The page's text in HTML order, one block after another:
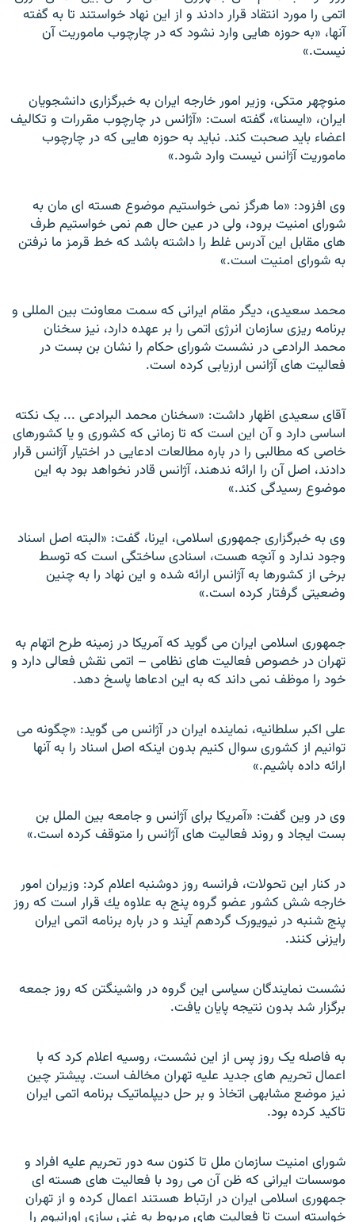
اتمی را مورد انتقاد قرار دادند و از این نهاد خواستند تا به گفته
آنها، «به حوزه هایی وارد نشود که در چارچوب ماموریت آن
نیست.»
منوچهر متکی، وزیر امور خارجه ایران به خبرگزاری دانشجویان
ایران، «ایسنا»، گفته است: «آژانس در چارچوب مقررات و تکالیف
اعضاء باید صحبت کند. نباید به حوزه هایی که در چارچوب
ماموریت آژانس نیست وارد شود.»
وی افزود: «ما هرگز نمی خواستیم موضوع هسته ای مان به
شورای امنیت برود، ولی در عین حال هم نمی خواستیم طرف
های مقابل این آدرس غلط را داشته باشد که خط قرمز ما نرفتن
به شورای امنیت است.»
محمد سعیدی، دیگر مقام ایرانی که سمت معاونت بین المللی و
برنامه ریزی سازمان انرژی اتمی را بر عهده دارد، نیز سخنان
محمد الرادعی در نشست شورای حکام را نشان بن بست در
فعالیت های آژانس ارزیابی کرده است.
آقای سعیدی اظهار داشت: «سخنان محمد البرادعی ... یک نکته
اساسی دارد و آن این است که تا زمانی که کشوری و یا کشورهای
خاصی که مطالبی را در باره مطالعات ادعایی در اختیار آژانس قرار
دادند، اصل آن را ارائه ندهند، آژانس قادر نخواهد بود به این
موضوع رسیدگی کند.»
وی به خبرگزاری جمهوری اسلامی، ایرنا، گفت: «البته اصل اسناد
وجود ندارد و آنچه هست، اسنادی ساختگی است که توسط
برخی از کشورها به آژانس ارائه شده و این نهاد را به چنین
وضعیتی گرفتار کرده است.»
جمهوری اسلامی ایران می گوید که آمریکا در زمینه طرح اتهام به
تهران در خصوص فعالیت های نظامی – اتمی نقش فعالی دارد و
خود را موظف نمی داند که به این ادعاها پاسخ دهد.
علی اکبر سلطانیه، نماینده ایران در آژانس می گوید: «چگونه می
توانیم از کشوری سوال کنیم بدون اینکه اصل اسناد را به آنها
ارائه داده باشیم.»
وی در وین گفت: «آمریکا برای آژانس و جامعه بین الملل بن
بست ایجاد و روند فعالیت های آژانس را متوقف کرده است.»
در کنار این تحولات، فرانسه روز دوشنبه اعلام كرد: وزيران امور
خارجه شش كشور عضو گروه پنج به علاوه يك قرار است كه روز
پنج شنبه در نيويورک گردهم آيند و در باره برنامه اتمى ايران
رايزنى كنند.
نشست نمایندگان سیاسی این گروه در واشینگتن که روز جمعه
برگزار شد بدون نتیجه پایان یافت.
به فاصله يک روز پس از اين نشست، روسيه اعلام كرد كه با
اعمال تحريم هاى جديد عليه تهران مخالف است. پيشتر چين
نيز موضع مشابهى اتخاذ و بر حل ديپلماتيک برنامه اتمى ايران
تاكيد كردهبود.
شوراى امنيت سازمان ملل تا كنون سهدور تحريم عليه افراد و
موسسات ايرانى كه ظن آن مى رود با فعاليت هاى هسته اى
جمهورى اسلامى ايران در ارتباط هستند اعمال كرده و از تهران
خواسته است تا فعاليت هاى مربوط به غنى سازى اورانيوم را